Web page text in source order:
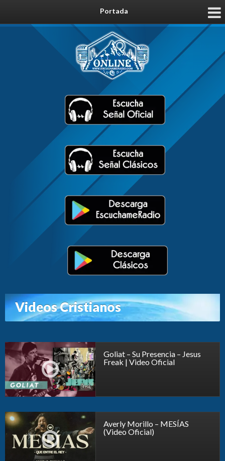
Portada
Videos Cristianos
Goliat – Su Presencia – Jesus
Freak | Video Oficial
Averly Morillo – MESÍAS
(Video Oficial)